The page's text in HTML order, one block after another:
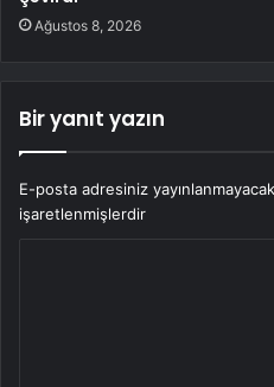
Ağustos 8, 2026
Bir yanıt yazın
E-posta adresiniz
işaretlenmişlerdir